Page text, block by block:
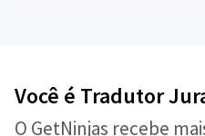
Você é Tradutor
O GetNinjas recebe